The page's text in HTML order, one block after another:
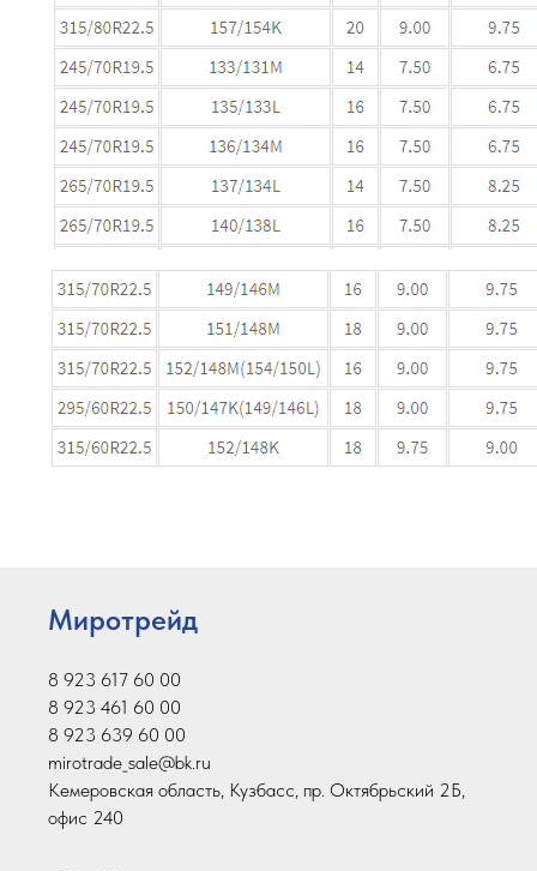
Миротрейд
8 923 617 60 00
8 923 461 60 00
8 923 639 60 00
mirotrade_sale@bk.ru
Кемеровская область, Кузбасс, пр. Октябрьский 2Б,
офис 240